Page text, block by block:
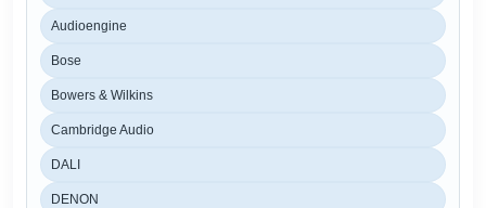
Audioengine
Bose
Bowers & Wilkins
Cambridge Audio
DALI
DENON